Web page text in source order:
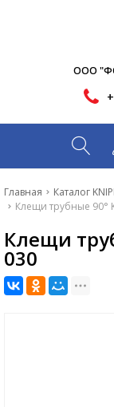
ООО
Главная Каталог
Клещи трубные 90°
Клещи
030